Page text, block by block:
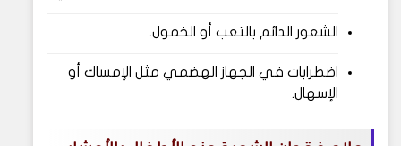
الشعور الدائم بالتعب أو الخمول.
اضطرابات في الجهاز الهضمي مثل الإمساك أو
الإسهال.